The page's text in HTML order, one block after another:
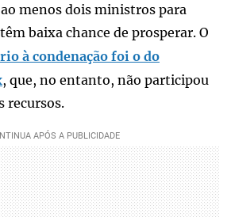
menos dois ministros para
baixa chance de prosperar. O
à condenação foi o do
, que, no entanto, não participou
recursos.